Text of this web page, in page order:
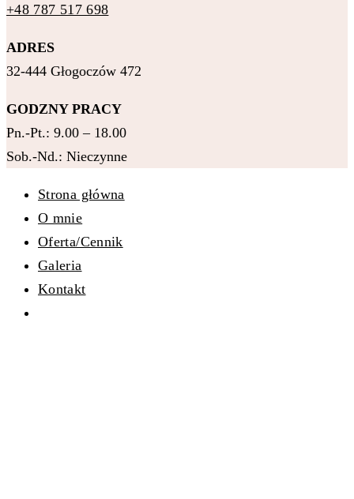
+48 787 517 698
ADRES
32-444 Głogoczów 472
GODZNY PRACY
Pn.-Pt.: 9.00 – 18.00
Sob.-Nd.: Nieczynne
Strona główna
O mnie
Oferta/Cennik
Galeria
Kontakt